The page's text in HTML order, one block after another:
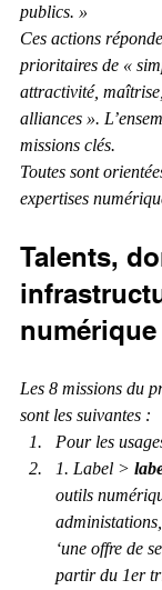
publics. »
Ces actions
prioritaires de «
attractivité,
alliances ».
missions clés.
Toutes sont
expertises
Talents,
numérique
Les 8 missions du
sont les suivantes :
Pour les
1. Label >
outils
‘une offre de
partir du 1er